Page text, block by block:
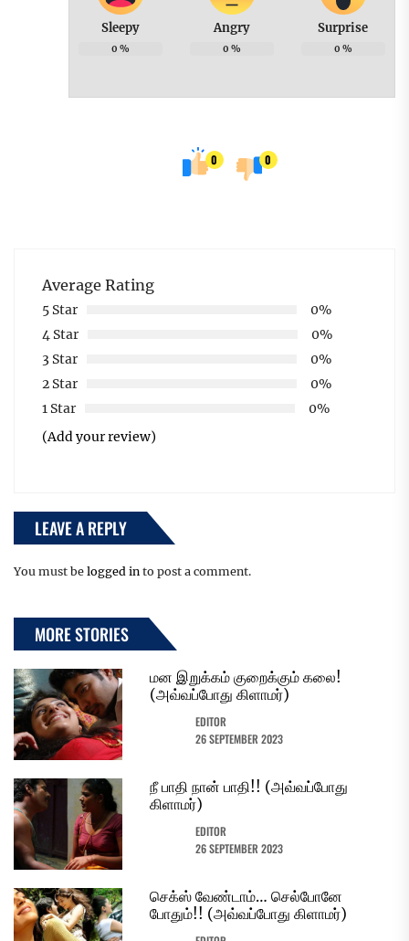
Sleepy
0 %
Angry
0 %
Surprise
0 %
0 0
Average Rating
5 Star
0%
4 Star
0%
3 Star
0%
2 Star
0%
1 Star
0%
(Add your review)
LEAVE A REPLY
You must be logged in to post a comment.
MORE STORIES
மன இறுக்கம் குறைக்கும் கலை!
(அவ்வப்போது கிளாமர்)
EDITOR
26 SEPTEMBER 2023
நீ பாதி நான் பாதி!! (அவ்வப்போது
கிளாமர்)
EDITOR
26 SEPTEMBER 2023
செக்ஸ் வேண்டாம்… செல்போனே
போதும்!! (அவ்வப்போது கிளாமர்)